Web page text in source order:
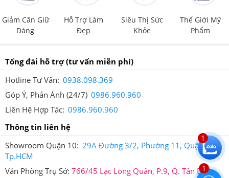
Giảm Cân An Toàn để cập nhật thông tin về sản phẩm
7. Dầu tẩy trang SK-II Facial Treatment
Cleansing Oil 250ml Nên mua sản phẩm ở đâu?
Giảm Cân An Toàn là một trong những địa chỉ tin cậy,
uy tín tại thị trường Việt Nam chuyên cung cấp, phân
phối những dòng sản phẩm hỗ trợ giảm cân, chăm sóc
sắc đẹp toàn diện được đông đảo khách hàng ưa
chuộng. Tất cả những sản phẩm tại đây đều là hàng
Giảm Cân Giữ
Dáng
Hỗ Trợ Làm
Đẹp
Siêu Thị Sức
Khỏe
Thế Giới Mỹ
Phẩm
Tổng đài hỗ trợ(tư vấn miễn phí)
Hotline Tư Vấn: 0938.098.369
Góp Ý, Phản Ánh (24/7) 0986.960.960
Liên Hệ Hợp Tác: 0986.960.960
Thông tin liên hệ
Showroom Quận 10: 29A Đường 3/2, Phường 11, Quận 10,
Tp.HCM
Văn Phòng Trụ Sở: 766/45 Lạc Long Quân, P.9, Q. Tân Bình
1
1